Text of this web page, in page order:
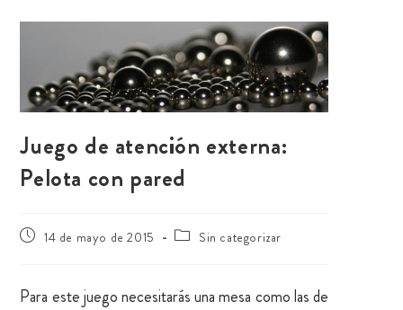
Juego de atención externa:
Pelota con pared
14 de mayo de 2015 Sin categorizar
Para este juego necesitarás una mesa como las de